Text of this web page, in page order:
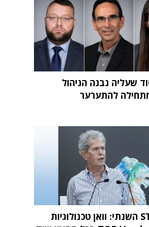
שעליה נבנה הניהול
להתערער
מחקר STKI השנתי: וואן טכנולוגיות